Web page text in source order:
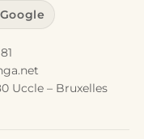
Uccle – Bruxelles